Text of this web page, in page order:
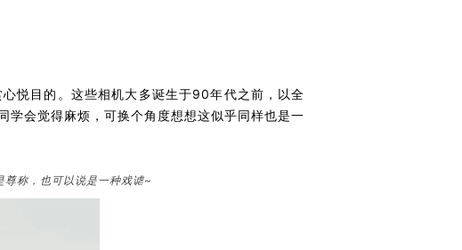
悦目的。这些相机大多诞生于90年代之前，以全
学会觉得麻烦，可换个角度想想这似乎同样也是一
称，也可以说是一种戏谑~